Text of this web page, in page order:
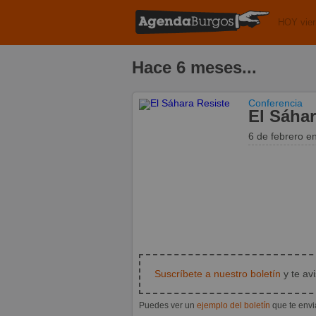
HOY
Hace 6 meses...
Conferencia
El
6 de febrero
Suscríbete a nuestro boletín y te
Puedes ver un ejemplo del boletín que te